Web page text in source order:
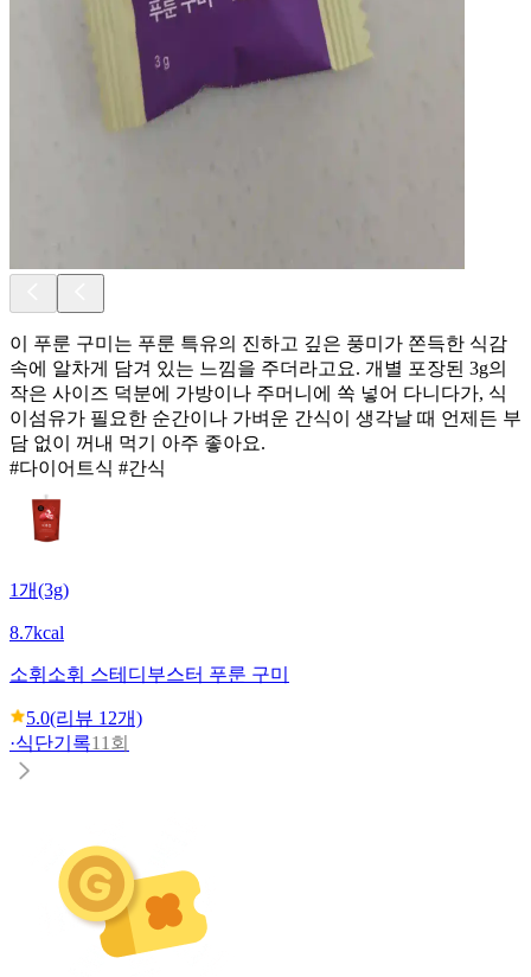
이 푸룬 구미는 푸룬 특유의 진하고 깊은 풍미가 쫀득한 식감
속에 알차게 담겨 있는 느낌을 주더라고요. 개별 포장된 3g의
작은 사이즈 덕분에 가방이나 주머니에 쏙 넣어 다니다가, 식
이섬유가 필요한 순간이나 가벼운 간식이 생각날 때 언제든 부
담 없이 꺼내 먹기 아주 좋아요.
#다이어트식 #간식
1개(3g)
8.7kcal
소휘 소휘 스테디부스터 푸룬 구미
5.0(리뷰 12개)
·식단기록11회